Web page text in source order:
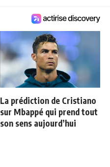
La prédiction de Cristiano
sur Mbappé qui prend tout
son sens aujourd’hui